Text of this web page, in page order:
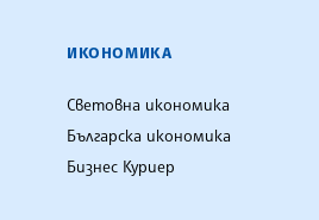
ИКОНОМИКА
Световна икономика
Българска икономика
Бизнес Куриер